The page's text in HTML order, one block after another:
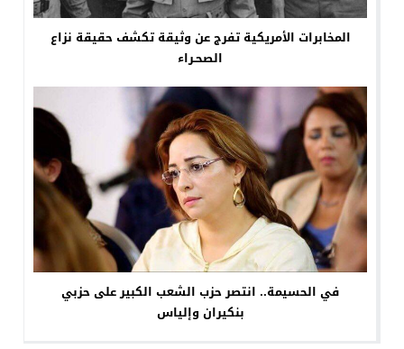
المخابرات الأمريكية تفرج عن وثيقة تكشف حقيقة نزاع
الصحـراء
في الحسيمة.. انتصر حزب الشعب الكبير على حزبي
بنكيران وإلياس